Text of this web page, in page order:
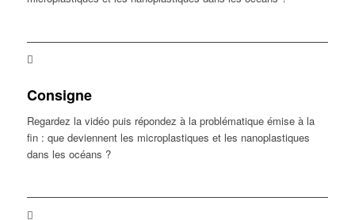
Consigne
Regardez la vidéo puis répondez à la problématique émise à la
fin : que deviennent les microplastiques et les nanoplastiques
dans les océans ?